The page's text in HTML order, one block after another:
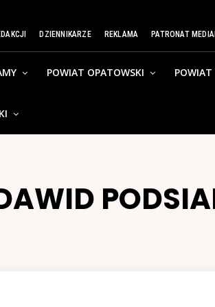
DZIENNIKARZE REKLAMA PATRONAT
POWIAT OPATOWSKI POWIAT